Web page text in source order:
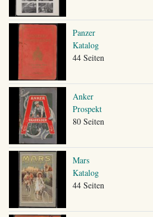
Panzer
Katalog
44 Seiten
Anker
Prospekt
80 Seiten
Mars
Katalog
44 Seiten